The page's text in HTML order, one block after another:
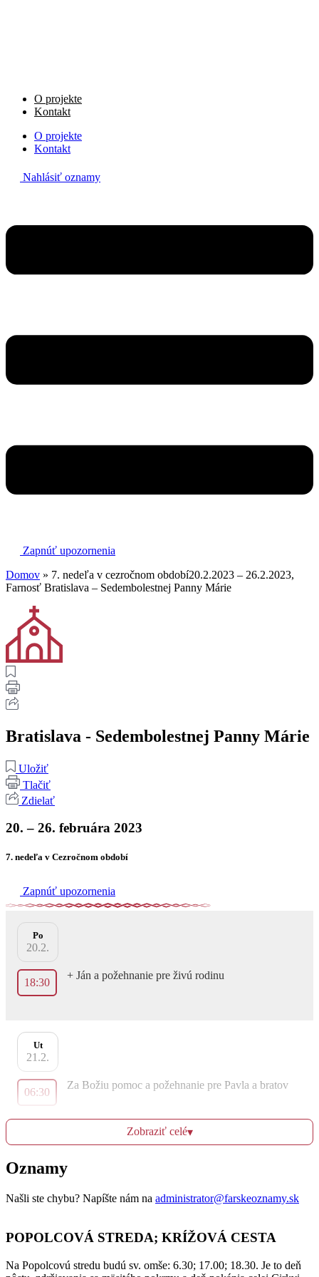
O projekte
Kontakt
O projekte
Kontakt
Nahlásiť oznamy
Zapnúť upozornenia
Domov » 7. nedeľa v cezročnom období20.2.2023 – 26.2.2023,
Farnosť Bratislava – Sedembolestnej Panny Márie
Bratislava - Sedembolestnej Panny Márie
Uložiť
Tlačiť
Zdielať
20. – 26. februára 2023
7. nedeľa v Cezročnom období
Zapnúť upozornenia
Po
20.2.
18:30
+ Ján a požehnanie pre živú rodinu
Ut
21.2.
06:30
Za Božiu pomoc a požehnanie pre Pavla a bratov
Za uzdravenie a Božiu pomoc pre Janku
St
+ Oľga
Zobraziť celé▾
Oznamy
Našli ste chybu? Napíšte nám na administrator@farskeoznamy.sk
POPOLCOVÁ STREDA; KRÍŽOVÁ CESTA
Na Popolcovú stredu budú sv. omše: 6.30; 17.00; 18.30. Je to deň